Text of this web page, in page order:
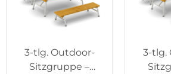
3-tlg. Outdoor-
Sitzgruppe –
3-tlg.